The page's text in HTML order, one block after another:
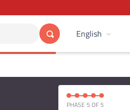
English
PHASE 5 OF 5